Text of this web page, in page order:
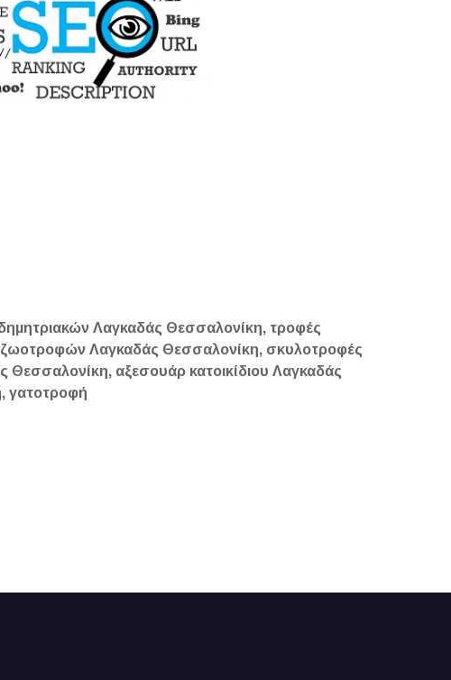
Λαγκαδάς Θεσσαλονίκη, τροφές
ζωοτροφών Λαγκαδάς Θεσσαλονίκη, σκυλοτροφές
αξεσουάρ κατοικίδιου Λαγκαδάς
γατοτροφή